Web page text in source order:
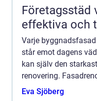
Företagsstäd
effektiva och
Varje
står emot dagens
kan själv den
renovering.
kosmetisk förbä...
Eva Sjöberg